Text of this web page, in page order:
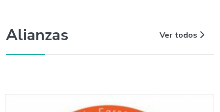
Alianzas Ver todos